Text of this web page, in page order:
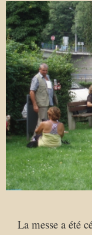
La messe a été